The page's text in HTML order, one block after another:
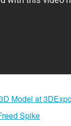
Model at
Spike